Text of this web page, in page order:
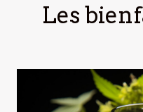
Les